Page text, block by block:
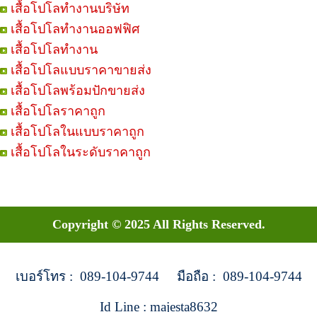
เสื้อโปโลทำงานบริษัท
เสื้อโปโลทำงานออฟฟิศ
เสื้อโปโลทำงาน
เสื้อโปโลแบบราคาขายส่ง
เสื้อโปโลพร้อมปักขายส่ง
เสื้อโปโลราคาถูก
เสื้อโปโลในแบบราคาถูก
เสื้อโปโลในระดับราคาถูก
Copyright © 2025 All Rights Reserved.
เบอร์โทร : 089-104-9744 มือถือ : 089-104-9744
Id Line : majesta8632